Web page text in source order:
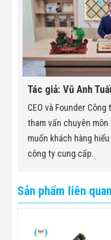
Operating
Temperature
–20°C
Operating
Humidity
Storage
Temperature
Working
Tác giả: Vũ Anh
CEO và Founder
tham vấn chuyên
muốn khách hàng
công ty cung cấp.
Sản phẩm liên